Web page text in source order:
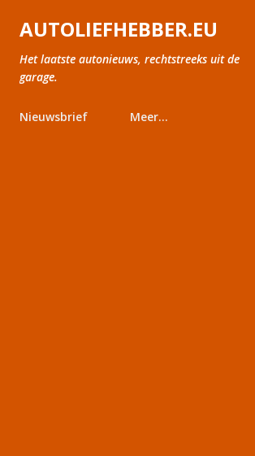
Doorgaan naar hoofdcontent
AUTOLIEFHEBBER.EU
Het laatste autonieuws, rechtstreeks uit de
garage.
Nieuwsbrief Meer…